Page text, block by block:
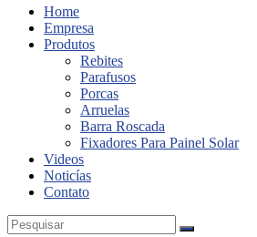
O que é Corrosão Galvânica , e
Ludufix
Fixadores
Home
Empresa
Produtos
Rebites
Parafusos
Porcas
Arruelas
Barra Roscada
Fixadores Para Painel Solar
Videos
Noticías
Contato